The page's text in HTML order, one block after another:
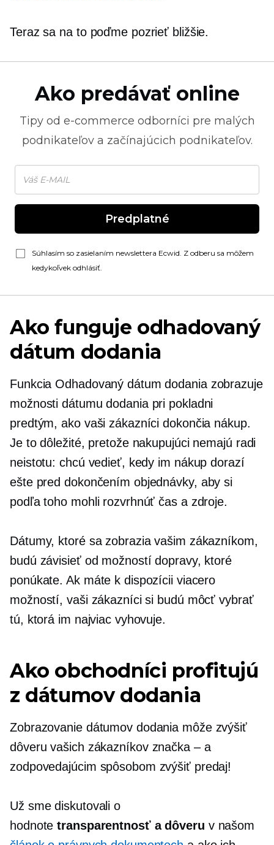
Teraz sa na to poďme pozrieť bližšie.
Ako predávať online
Tipy od e-commerce odborníci pre malých
podnikateľov a začínajúcich podnikateľov.
Predplatné
Súhlasím so zasielaním newslettera Ecwid. Z odberu sa môžem
kedykoľvek odhlásiť.
Ako funguje odhadovaný
dátum dodania
Funkcia Odhadovaný dátum dodania zobrazuje
možnosti dátumu dodania pri pokladni
predtým, ako vaši zákazníci dokončia nákup.
Je to dôležité, pretože nakupujúci nemajú radi
neistotu: chcú vedieť, kedy im nákup dorazí
ešte pred dokončením objednávky, aby si
podľa toho mohli rozvrhnúť čas a zdroje.
Dátumy, ktoré sa zobrazia vašim zákazníkom,
budú závisieť od možností dopravy, ktoré
ponúkate. Ak máte k dispozícii viacero
možností, vaši zákazníci si budú môcť vybrať
tú, ktorá im najviac vyhovuje.
Ako obchodníci profitujú
z dátumov dodania
Zobrazovanie dátumov dodania môže zvýšiť
dôveru vašich zákazníkov značka – a
zodpovedajúcim spôsobom zvýšiť predaj!
Už sme diskutovali o
hodnotetransparentnosť a dôveru v našom